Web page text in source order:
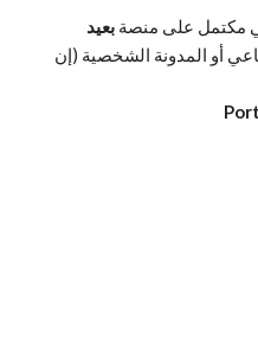
مكتمل على منصة بعيد
أو المدونة الشخصية (إن